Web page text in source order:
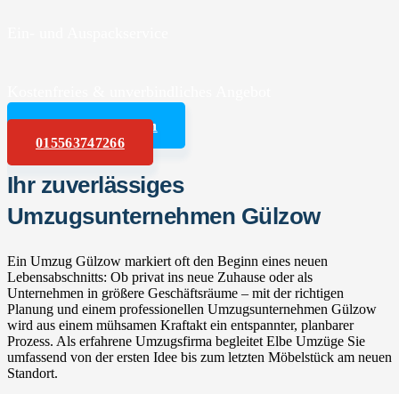
Angebot anfordern
015563747266
Ihr zuverlässiges
Umzugsunternehmen Gülzow
Ein Umzug Gülzow markiert oft den Beginn eines neuen
Lebensabschnitts: Ob privat ins neue Zuhause oder als
Unternehmen in größere Geschäftsräume – mit der richtigen
Planung und einem professionellen Umzugsunternehmen Gülzow
wird aus einem mühsamen Kraftakt ein entspannter, planbarer
Prozess. Als erfahrene Umzugsfirma begleitet Elbe Umzüge Sie
umfassend von der ersten Idee bis zum letzten Möbelstück am neuen
Standort.